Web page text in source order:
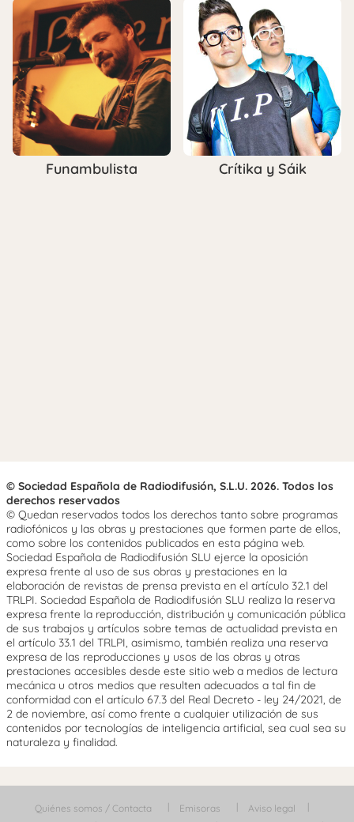
Funambulista Crítika y Sáik
© Sociedad Española de Radiodifusión, S.L.U. 2026. Todos los
derechos reservados
© Quedan reservados todos los derechos tanto sobre programas
radiofónicos y las obras y prestaciones que formen parte de ellos,
como sobre los contenidos publicados en esta página web.
Sociedad Española de Radiodifusión SLU ejerce la oposición
expresa frente al uso de sus obras y prestaciones en la
elaboración de revistas de prensa prevista en el artículo 32.1 del
TRLPI. Sociedad Española de Radiodifusión SLU realiza la reserva
expresa frente la reproducción, distribución y comunicación pública
de sus trabajos y artículos sobre temas de actualidad prevista en
el artículo 33.1 del TRLPI, asimismo, también realiza una reserva
expresa de las reproducciones y usos de las obras y otras
prestaciones accesibles desde este sitio web a medios de lectura
mecánica u otros medios que resulten adecuados a tal fin de
conformidad con el artículo 67.3 del Real Decreto - ley 24/2021, de
2 de noviembre, así como frente a cualquier utilización de sus
contenidos por tecnologías de inteligencia artificial, sea cual sea su
naturaleza y finalidad.
Quiénes somos / Contacta Emisoras
Aviso legal